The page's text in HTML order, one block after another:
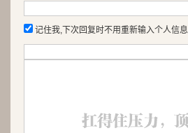
记住我,下次回复时不用重新输入个人信息